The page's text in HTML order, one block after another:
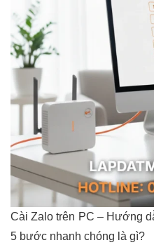
Cài Zalo trên PC – Hướng
5 bước nhanh chóng là gì?